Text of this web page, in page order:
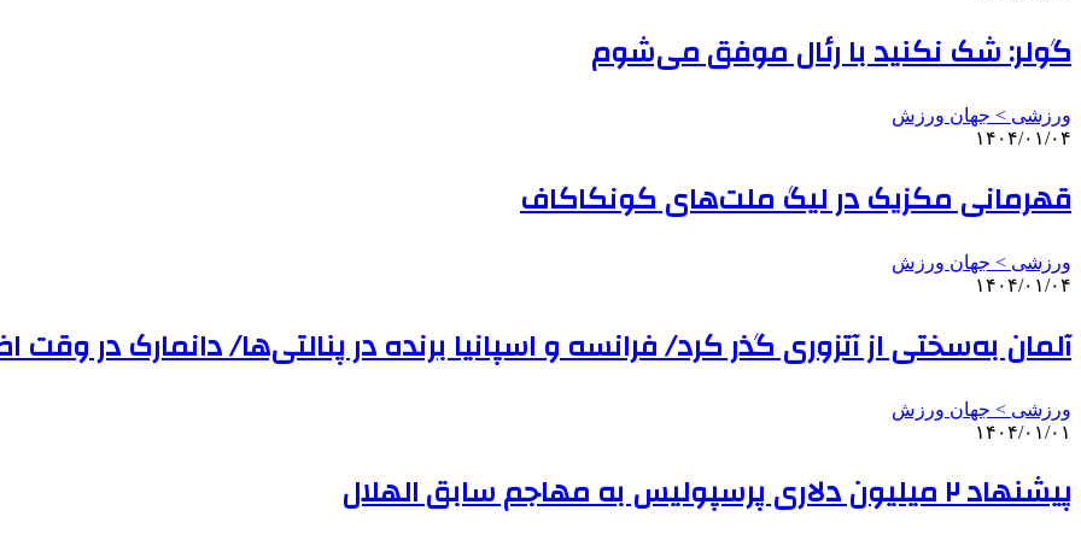
گولر: شک نکنید با رئال موفق می‌شوم
ورزشی > جهان ورزش
۱۴۰۴/۰۱/۰۴
قهرمانی مکزیک در لیگ ملت‌های کونکاکاف
ورزشی > جهان ورزش
۱۴۰۴/۰۱/۰۴
آلمان به‌سختی از آتزوری گذر کرد/ فرانسه و اسپانیا برنده در پنالتی‌ها/ دانمارک در وقت‌
ورزشی > جهان ورزش
۱۴۰۴/۰۱/۰۱
پیشنهاد ۲ میلیون دلاری پرسپولیس به مهاجم سابق الهلال